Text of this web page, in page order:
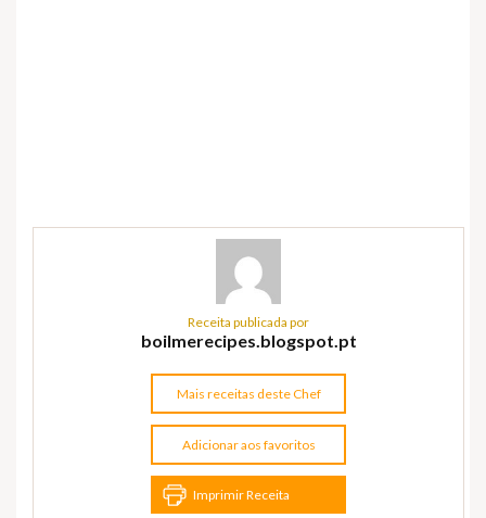
Receita publicada por
boilmerecipes.blogspot.pt
Mais receitas deste Chef
Adicionar aos favoritos
Imprimir Receita